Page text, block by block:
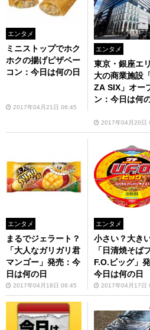
エンタメ
ミニストップでホク
ホクの揚げピザベー
コン：今日は何の日
2017年04月21日 06:45
エンタメ
東京・銀座エ
大の商業施設
ZA SIX」オー
ン：今日は何
2017年04月20日
エンタメ
まるでジェラート？
「大人なガリガリ君
マンゴー」発売：今
日は何の日
2017年04月18日 06:45
エンタメ
小さい？大き
「日清焼そば
F.O.ビッグ」
今日は何の日
2017年04月17日